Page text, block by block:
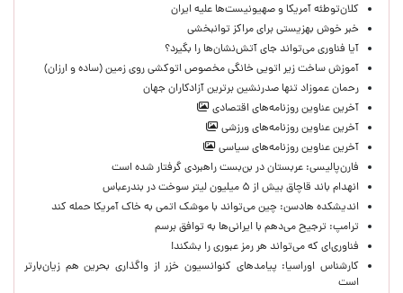
کلان‌توطئه آمریکا و صهیونیست‌ها علیه ایران
خبر خوش بهزیستی برای مراکز توانبخشی
آیا فناوری می‌تواند جای آتش‌نشان‌ها را بگیرد؟
آموزش ساخت زیر اتویی خانگی مخصوص اتوکشی روی زمین (ساده و ارزان)
رحمان عموزاد تنها صدرنشین برترین آزادکاران جهان
آخرین عناوین روزنامه‌های اقتصادی
آخرین عناوین روزنامه‌های ورزشی
آخرین عناوین روزنامه‌های سیاسی
فارن‌پالیسی: عربستان در بن‌بست راهبردی گرفتار شده است
انهدام باند قاچاق بیش از ۵ میلیون لیتر سوخت در بندرعباس
اندیشکده هادسن: چین می‌تواند با موشک اتمی به خاک آمریکا حمله کند
ترامپ: ترجیح می‌دهم با ایرانی‌‌ها به توافق برسم
فناوری‌ای که می‌تواند هر رمز عبوری را بشکند!
کارشناس اوراسیا: پیامدهای کنوانسیون خزر از واگذاری بحرین هم زیان‌بارتر
است